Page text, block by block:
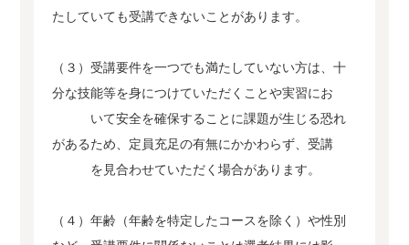
たしていても受講できないことがあります。
（３）受講要件を一つでも満たしていない方は、十
分な技能等を身につけていただくことや実習にお
いて安全を確保することに課題が生じる恐れ
があるため、定員充足の有無にかかわらず、受講
を見合わせていただく場合があります。
（４）年齢（年齢を特定したコースを除く）や性別